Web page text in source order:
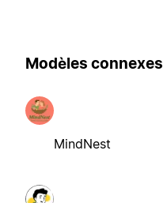
Modèles connexes
MindNest